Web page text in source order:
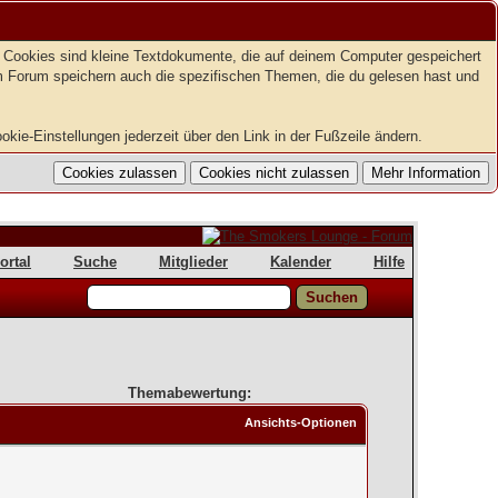
sind kleine Textdokumente, die auf deinem Computer gespeichert
speichern auch die spezifischen Themen, die du gelesen hast und
Einstellungen jederzeit über den Link in der Fußzeile ändern.
Suche Mitglieder Kalender Hilfe
Themabewertung:
Ansichts-Optionen